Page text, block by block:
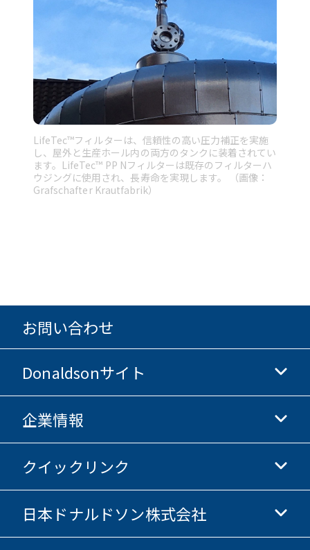
LifeTec™フィルターは、信頼性の高い圧力補正を実施
し、屋外と生産ホール内の両方のタンクに装着されてい
ます。LifeTec™ PP Nフィルターは既存のフィルターハ
ウジングに使用され、長寿命を実現します。 （画像：
Grafschafter Krautfabrik）
お問い合わせ
Donaldsonサイト
Donaldsonライフサイエンス
Donaldsonオンラインストア
企業情報
企業情報
倫理・コンプライアンス
採用情報
クイックリンク
投資家情報
サプライヤー情報
日本ドナルドソン株式会社